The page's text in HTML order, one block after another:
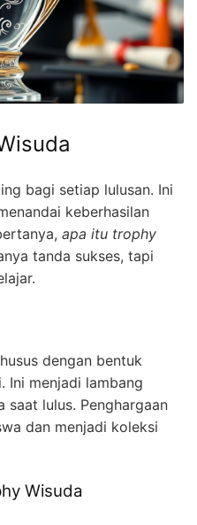
bagi setiap lulusan. Ini
keberhasilan
apa itu trophy
tanda sukses, tapi
dengan bentuk
Ini menjadi lambang
saat lulus. Penghargaan
dan menjadi koleksi
Wisuda